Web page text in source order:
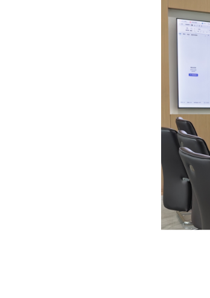
市新都区新都大道8号西南石油大学科技园大